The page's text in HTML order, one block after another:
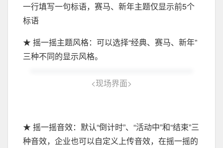
一行填写一句标语，赛马、新年主题仅显示前5个
标语
★ 摇一摇主题风格：可以选择“经典、赛马、新年”
三种不同的显示风格。
<现场界面>
★ 摇一摇音效：默认“倒计时”、“活动中”和“结束”三
种音效，企业也可以自定义上传音效，在摇一摇的